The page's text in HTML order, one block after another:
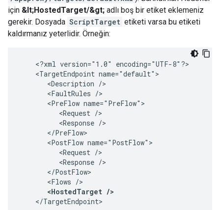
için &lt;HostedTarget/&gt; adlı boş bir etiket eklemeniz
gerekir. Dosyada ScriptTarget etiketi varsa bu etiketi
kaldırmanız yeterlidir. Örneğin:
    <?xml version="1.0" encoding="UTF-8"?>
    <TargetEndpoint name="default">
       <Description />
       <FaultRules />
       <PreFlow name="PreFlow">
          <Request />
          <Response />
       </PreFlow>
       <PostFlow name="PostFlow">
          <Request />
          <Response />
       </PostFlow>
       <Flows />
<HostedTarget />
    </TargetEndpoint>